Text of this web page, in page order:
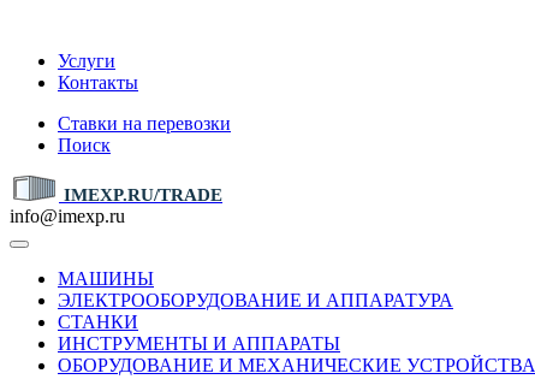
Услуги
Контакты
Ставки на перевозки
Поиск
IMEXP.RU/TRADE
info@imexp.ru
МАШИНЫ
ЭЛЕКТРООБОРУДОВАНИЕ И АППАРАТУРА
СТАНКИ
ИНСТРУМЕНТЫ И АППАРАТЫ
ОБОРУДОВАНИЕ И МЕХАНИЧЕСКИЕ УСТРОЙСТВА